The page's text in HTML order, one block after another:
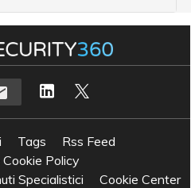
Tags
Rss Feed
Policy
Specialistici
Cookie Center